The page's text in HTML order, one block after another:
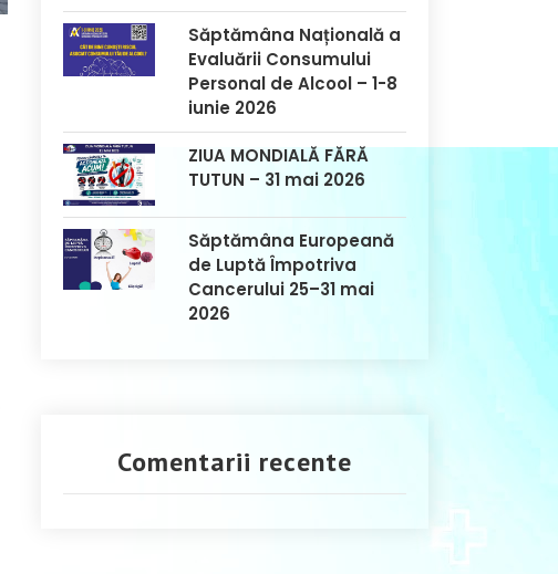
Săptămâna Națională a
Evaluării Consumului
Personal de Alcool – 1-8
iunie 2026
ZIUA MONDIALĂ FĂRĂ
TUTUN – 31 mai 2026
Săptămâna Europeană
de Luptă Împotriva
Cancerului 25–31 mai
2026
Comentarii recente